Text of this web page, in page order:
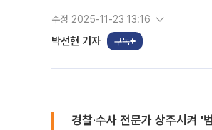
수정 2025-11-23 13:16
박선현 기자 구독
경찰·수사 전문가 상주시켜 '